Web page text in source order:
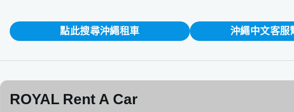
沖繩租車保險規定
1. 租車的必備保險：免責賠償制度(CDW)
在沖繩租車需要哪些證件
點此搜尋沖繩租車 沖繩中文客服
ROYAL Rent A Car